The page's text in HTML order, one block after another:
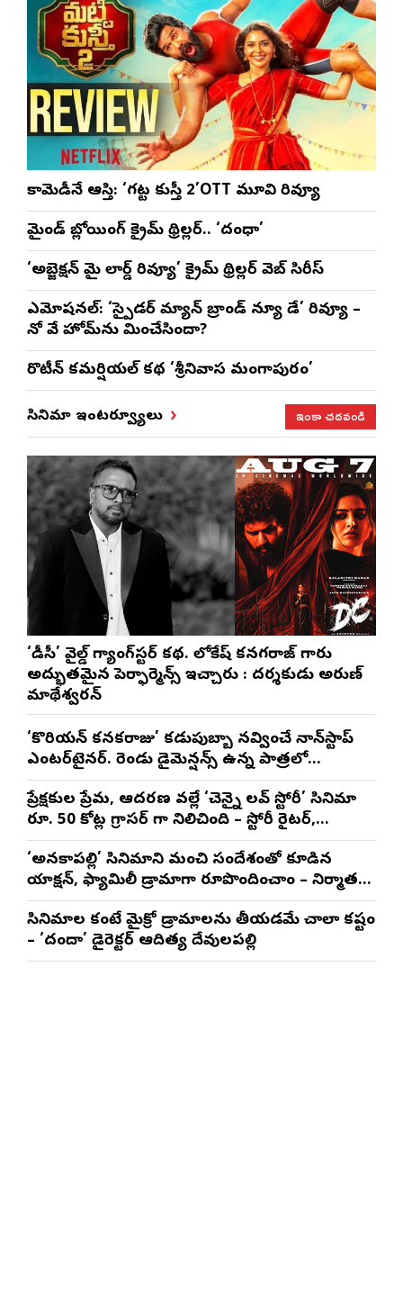
కామెడీనే ఆస్తి: ‘గట్ట కుస్తీ 2’OTT మూవి రివ్యూ
మైండ్ బ్లోయింగ్ క్రైమ్ థ్రిల్లర్.. ‘దంధా’
‘అబ్జెక్ష‌న్ మై లార్డ్ రివ్యూ’ క్రైమ్ థ్రిల్ల‌ర్ వెబ్ సిరీస్
ఎమోష‌న‌ల్‌: ‘స్పైడర్ మ్యాన్ బ్రాండ్ న్యూ డే’ రివ్యూ –
నో వే హోమ్‌ను మించేసిందా?
రొటీన్‌ కమర్షియల్‌ కథ ‘శ్రీనివాస మంగాపురం’
సినిమా ఇంటర్వ్యూలు ఇంకా చదవండి
‘డీసీ’ వైల్డ్ గ్యాంగ్‌స్టర్ కథ. లోకేష్ కనగరాజ్ గారు
అద్భుతమైన పెర్ఫార్మెన్స్ ఇచ్చారు : దర్శకుడు అరుణ్
మాథేశ్వరన్
‘కొరియన్ కనకరాజు’ కడుపుబ్బా నవ్వించే నాన్‌స్టాప్
ఎంటర్‌టైనర్. రెండు డైమెన్షన్స్ ఉన్న పాత్రలో
నటించడం చాలా సంతృప్తినిచ్చింది : వరుణ్ తేజ్
ప్రేక్షకుల ప్రేమ, ఆదరణ వల్లే ‘చెన్నై లవ్ స్టోరీ’ సినిమా
రూ. 50 కోట్ల గ్రాసర్ గా నిలిచింది – స్టోరీ రైటర్,
ప్రొడ్యూసర్ సాయి రాజేష్
‘అనకాపల్లి’ సినిమాని మంచి సందేశంతో కూడిన
యాక్షన్, ఫ్యామిలీ డ్రామాగా రూపొందించాం – నిర్మాతలు
త్రినాథరావు నక్కిన, కాండ్రేగుల నాయుడు
సినిమాల కంటే మైక్రో డ్రామాలను తీయడమే చాలా కష్టం
– ‘దందా’ డైరెక్ట‌ర్ ఆదిత్య దేవులపల్లి